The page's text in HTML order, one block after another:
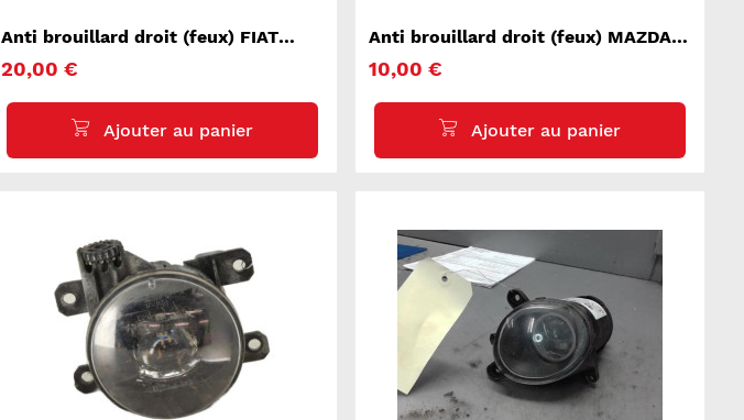
Anti brouillard droit (feux) FIAT
20,00 €
Anti brouillard droit (feux) MAZDA
10,00 €